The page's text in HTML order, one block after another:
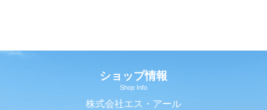
ショップ情報
Shop Info
株式会社エス・アール